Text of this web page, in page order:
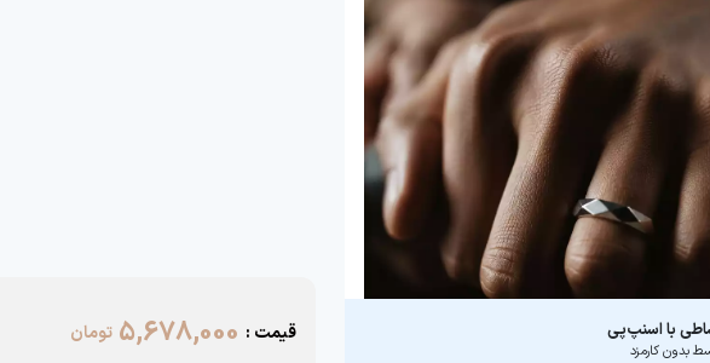
با اسنپ‌پی
بدون کارمزد
قیمت : 5,678,000 تومان